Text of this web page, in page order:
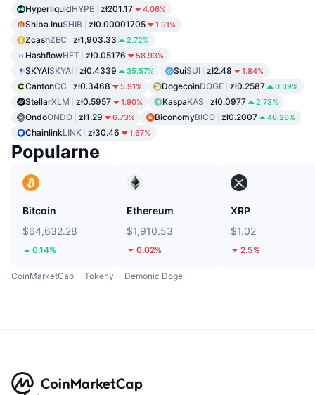
HyperliquidHYPE zł201.17 4.06%
Shiba InuSHIB zł0.00001705 1.91%
ZcashZEC zł1,903.33 2.72%
HashflowHFT zł0.05176 58.93%
SKYAISKYAI zł0.4339 35.57% SuiSUI zł2.48 1.84%
CantonCC zł0.3468 5.91% DogecoinDOGE zł0.2587 0.39%
StellarXLM zł0.5957 1.90% KaspaKAS zł0.0977 2.73%
OndoONDO zł1.29 6.73% BiconomyBICO zł0.2007 46.26%
ChainlinkLINK zł30.46 1.67%
Popularne
Bitcoin
$64,632.28
0.14%
Ethereum
$1,910.53
0.02%
XRP
$1.02
2.5%
CoinMarketCap Tokeny Demonic Doge